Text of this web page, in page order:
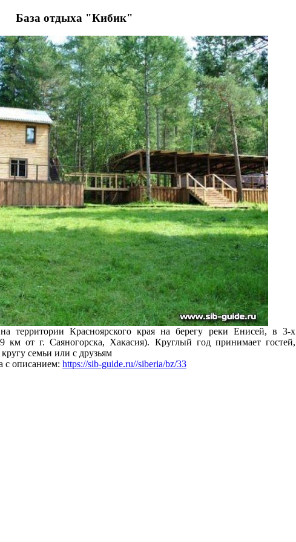
База отдыха "Кибик"
территории Красноярского края на берегу реки Енисей, в 3-х
от г. Саяногорска, Хакасия). Круглый год принимает гостей,
семьи или с друзьям
с описанием: https://sib-guide.ru//siberia/bz/33